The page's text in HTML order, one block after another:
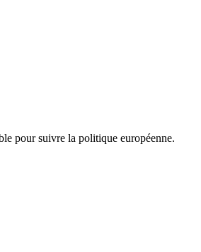
pour suivre la politique européenne.